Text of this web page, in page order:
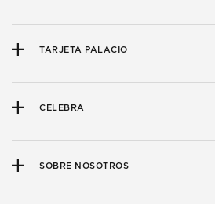
TARJETA PALACIO
CELEBRA
SOBRE NOSOTROS